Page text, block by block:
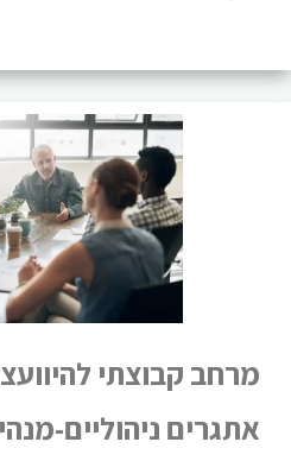
מרחב קבוצתי
אתגרים ניהוליים-